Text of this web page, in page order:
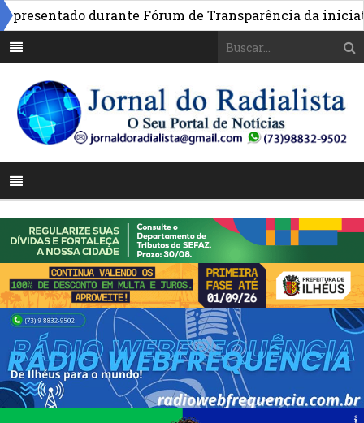
durante Fórum de Transparência da iniciativa